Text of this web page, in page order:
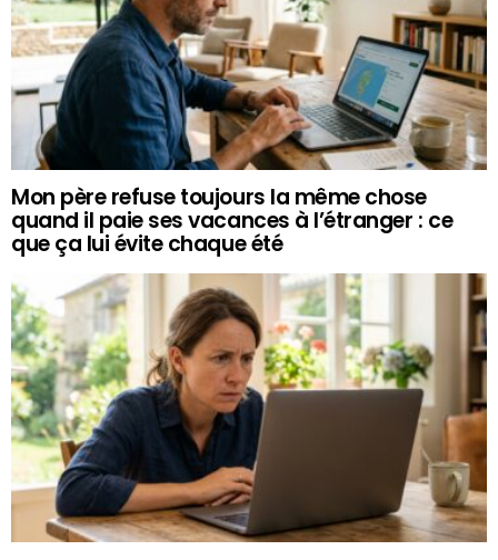
Mon père refuse toujours la même chose
quand il paie ses vacances à l’étranger : ce
que ça lui évite chaque été